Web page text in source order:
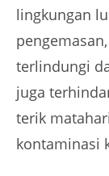
lingkungan
terlindungi
juga
terik
kontaminasi